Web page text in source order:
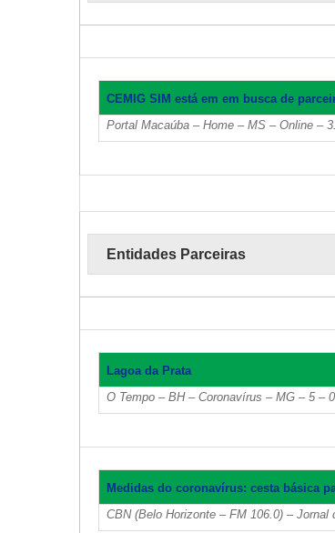
CEMIG SIM está em em busca de
Portal Macaúba – Home – MS – Online –
Entidades Parceiras
Lagoa da Prata
O Tempo – BH – Coronavírus – MG – 5 –
Medidas do coronavírus: cesta básica
CBN (Belo Horizonte – FM 106.0) –